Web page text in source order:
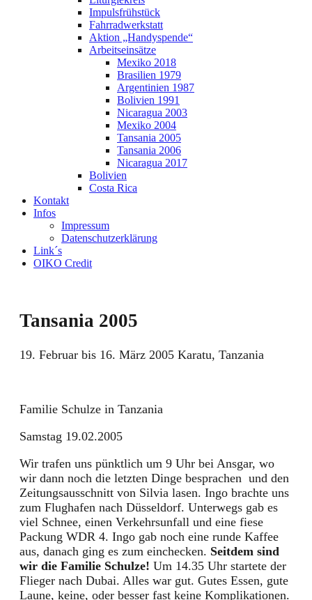
Impulsfrühstück
Fahrradwerkstatt
Aktion „Handyspende“
Arbeitseinsätze
Mexiko 2018
Brasilien 1979
Argentinien 1987
Bolivien 1991
Nicaragua 2003
Mexiko 2004
Tansania 2005
Tansania 2006
Nicaragua 2017
Bolivien
Costa Rica
Kontakt
Infos
Impressum
Datenschutzerklärung
Link´s
OIKO Credit
Tansania 2005
19. Februar bis 16. März 2005 Karatu, Tanzania
Familie Schulze in Tanzania
Samstag 19.02.2005
Wir trafen uns pünktlich um 9 Uhr bei Ansgar, wo
wir dann noch die letzten Dinge besprachen und den
Zeitungsausschnitt von Silvia lasen. Ingo brachte uns
zum Flughafen nach Düsseldorf. Unterwegs gab es
viel Schnee, einen Verkehrsunfall und eine fiese
Packung WDR 4. Ingo gab noch eine runde Kaffee
aus, danach ging es zum einchecken. Seitdem sind
wir die Familie Schulze! Um 14.35 Uhr startete der
Flieger nach Dubai. Alles war gut. Gutes Essen, gute
Laune, keine, oder besser fast keine Komplikationen.